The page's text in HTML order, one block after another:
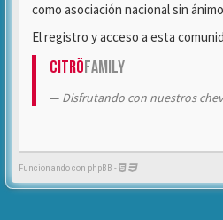
como asociación nacional sin
El registro y acceso a esta
CitröFamily
Disfrutando con nuestros
Funcionando con phpBB -